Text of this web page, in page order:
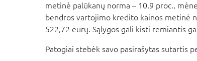
metinė palūkanų norma – 10,9 proc.,
bendros vartojimo kredito kainos metinė
522,72 eurų. Sąlygos gali kisti remiantis
Patogiai stebėk savo pasirašytas sutartis